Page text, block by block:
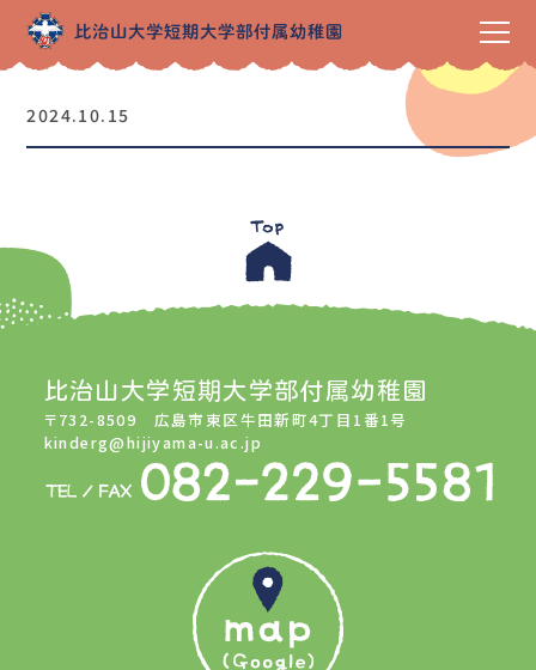
2024.10.15
比治山大学短期大学部付属幼稚園
〒732-8509 広島市東区牛田新町4丁目1番1号
kinderg@hijiyama-u.ac.jp